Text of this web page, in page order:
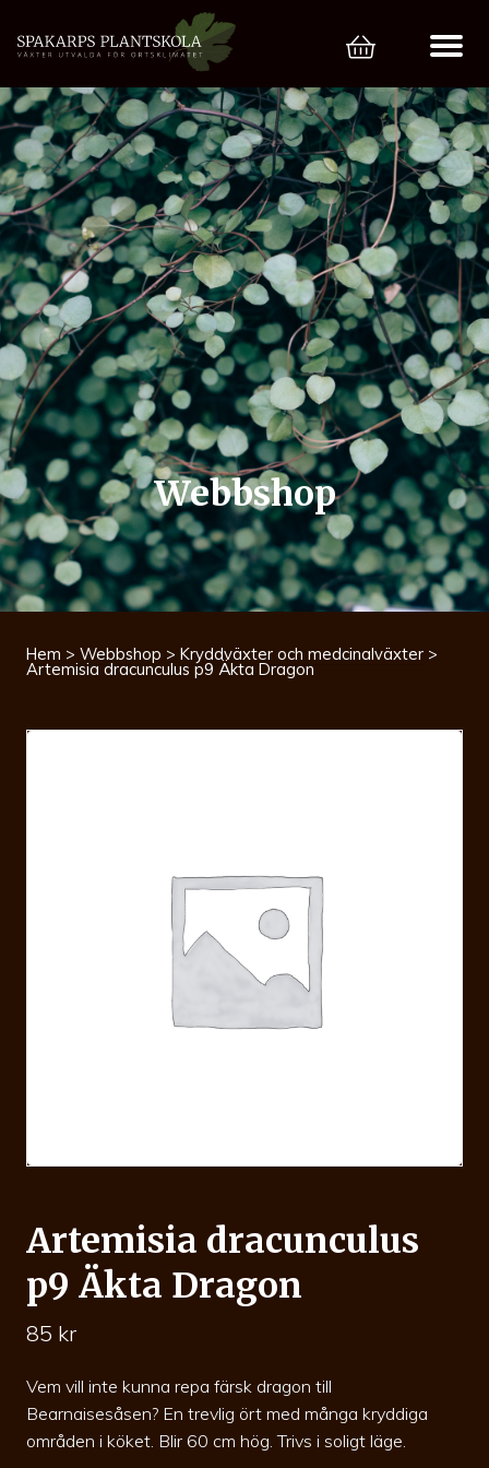
Webbshop
Hem > Webbshop > Kryddväxter och medcinalväxter >
Artemisia dracunculus p9 Äkta Dragon
Artemisia dracunculus
p9 Äkta Dragon
85 kr
Vem vill inte kunna repa färsk dragon till
Bearnaisesåsen? En trevlig ört med många kryddiga
områden i köket. Blir 60 cm hög. Trivs i soligt läge.